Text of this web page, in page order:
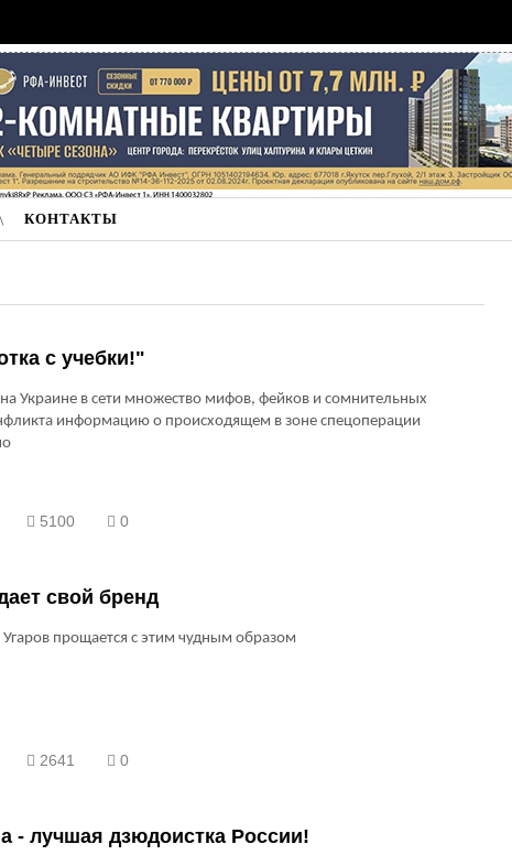
КОНТАКТЫ
с учебки!"
Украине в сети множество мифов, фейков и сомнительных
информацию о происходящем в зоне спецоперации
5100 0
свой бренд
прощается с этим чудным образом
2641 0
- лучшая дзюдоистка России!